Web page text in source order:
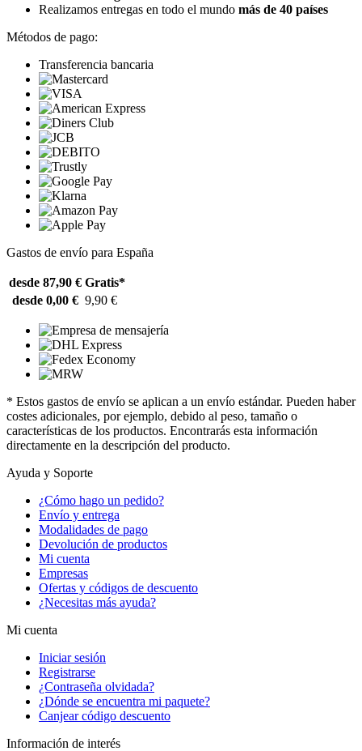
Realizamos entregas en todo el mundo más de 40 países
Métodos de pago:
Transferencia bancaria
Gastos de envío para España
desde 87,90 € Gratis*
desde 0,00 € 9,90 €
* Estos gastos de envío se aplican a un envío estándar. Pueden haber
costes adicionales, por ejemplo, debido al peso, tamaño o
características de los productos. Encontrarás esta información
directamente en la descripción del producto.
Ayuda y Soporte
¿Cómo hago un pedido?
Envío y entrega
Modalidades de pago
Devolución de productos
Mi cuenta
Empresas
Ofertas y códigos de descuento
¿Necesitas más ayuda?
Mi cuenta
Iniciar sesión
Registrarse
¿Contraseña olvidada?
¿Dónde se encuentra mi paquete?
Canjear código descuento
Información de interés